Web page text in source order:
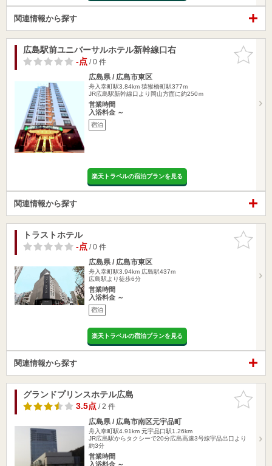
関連情報から探す
お気に入
りに追加
広島駅前ユニバーサルホテル新幹線口右
-点/ 0 件
広島県 / 広島市東区
舟入幸町駅3.84km 猿猴橋町駅377m
JR広島駅新幹線口より岡山方面に約250ｍ
営業時間
入浴料金 ～
宿泊
楽天トラベルの宿泊プランを見る
関連情報から探す
お気に入
りに追加
トラストホテル
-点/ 0 件
広島県 / 広島市東区
舟入幸町駅3.94km 広島駅437m
広島駅より徒歩6分
営業時間
入浴料金 ～
宿泊
楽天トラベルの宿泊プランを見る
関連情報から探す
お気に入
りに追加
グランドプリンスホテル広島
3.5点/ 2 件
広島県 / 広島市南区元宇品町
舟入幸町駅4.91km 元宇品口駅1.26km
JR広島駅からタクシーで20分広島高速3号線宇品出口より
約3分
営業時間
入浴料金 ～